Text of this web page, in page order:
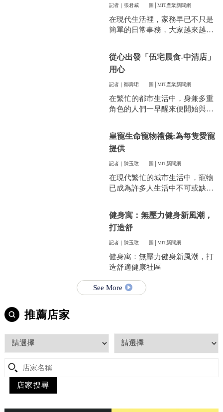
記者｜張君威 圖│MIT產業新聞網
在現代生活裡，家務早已不只是
簡單的日常事務，大家越來越重
件看似小事卻常常讓人煩惱。像
是衣服太多、空間不夠，或是遇
到突然變天，曬衣服真的讓不少
人感到頭疼。
從心出發「伍宅晨食-中清店」
用心
記者｜鄒壽珺 圖│MIT產業新聞網
在繁忙的都市生活中，身兼多重
角色的人們一早醒來便開始與時
皇寵生命寵物禮儀:為每隻愛寵
提供
記者｜陳玉玟 圖│MIT新聞網
在現代繁忙的城市生活中，寵物
已成為許多人生活中不可或缺的
藉。當愛寵的生命走到盡頭時，
飼主們往往陷入深深的悲傷，而
如何讓他們走得體面、安心，成
的訴求。
健身寓：無壓力健身新風潮，
打造舒
記者｜陳玉玟 圖│MIT新聞網
健身寓：無壓力健身新風潮，打
造舒適健康社區
See More
推薦店家